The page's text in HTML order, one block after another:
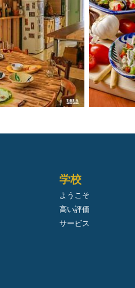
学校
ようこそ
高い評価
サービス